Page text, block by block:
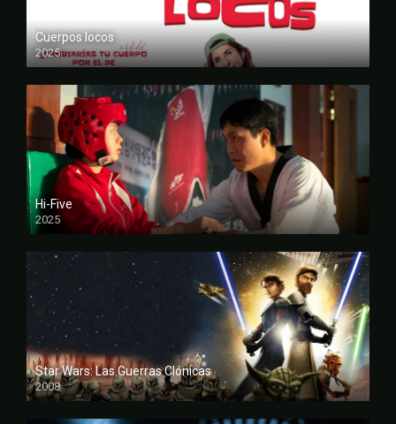
Cuerpos locos
2025
FULL HD
Hi-Five
2025
FULL HD
Star Wars: Las Guerras Clónicas
2008
FULL HD